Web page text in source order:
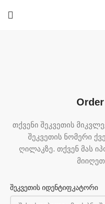
თქვენი შეკვეთის
შეკვეთის ნომერი
ღილაკზე. თქვენ მას
შეკვეთის იდენტიფკატორი